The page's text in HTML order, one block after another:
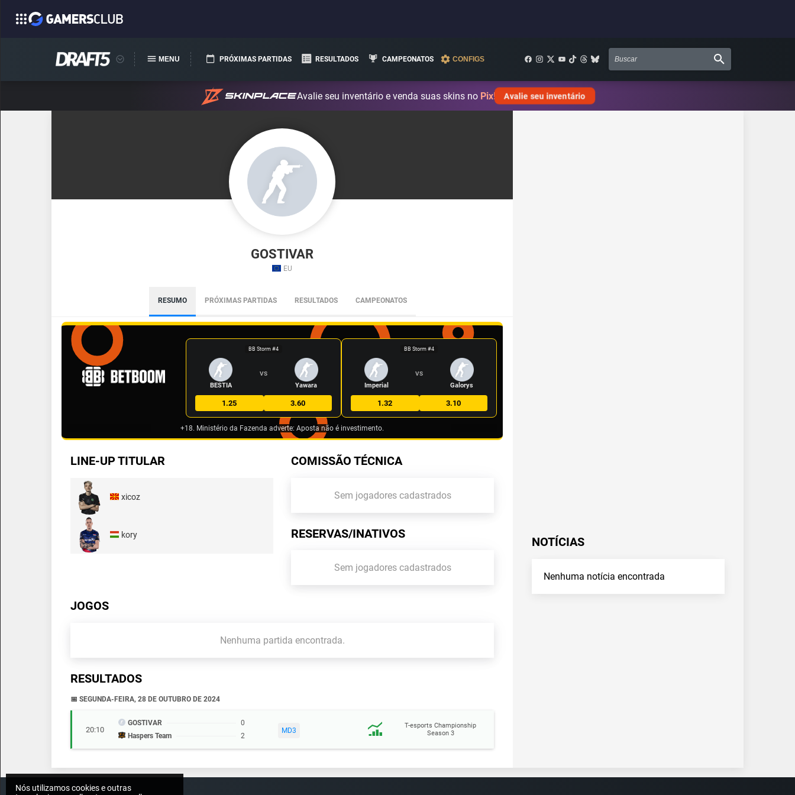
MENU PRÓXIMAS PARTIDAS RESULTADOS CAMPEONATOS CONFIGS
Avalie seu inventário e venda suas skins no Pix! Avalie seu inventário
Nós utilizamos cookies e outras
GOSTIVAR
EU
RESUMO PRÓXIMAS PARTIDAS RESULTADOS CAMPEONATOS
BB Storm #4
BESTIA
VS
Yawara
1.25 3.60
BB Storm #4
Imperial
VS
Galorys
1.32 3.10
+18. Ministério da Fazenda adverte: Aposta não é investimento.
LINE-UP TITULAR
xicoz
kory
COMISSÃO TÉCNICA
Sem jogadores cadastrados
RESERVAS/INATIVOS
Sem jogadores cadastrados
JOGOS
Nenhuma partida encontrada.
RESULTADOS
📅 SEGUNDA-FEIRA, 28 DE OUTUBRO DE 2024
20:10
GOSTIVAR
0
Haspers Team
2
MD3
T-esports Championship
Season 3
NOTÍCIAS
Nenhuma notícia encontrada